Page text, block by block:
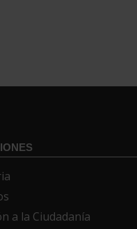
a la Ciudadanía